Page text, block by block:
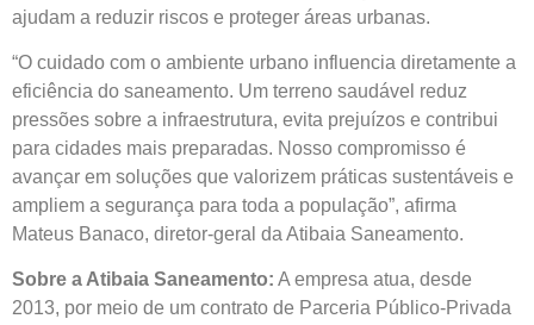
ajudam a reduzir riscos e proteger áreas urbanas.
“O cuidado com o ambiente urbano influencia diretamente a
eficiência do saneamento. Um terreno saudável reduz
pressões sobre a infraestrutura, evita prejuízos e contribui
para cidades mais preparadas. Nosso compromisso é
avançar em soluções que valorizem práticas sustentáveis e
ampliem a segurança para toda a população”, afirma
Mateus Banaco, diretor-geral da Atibaia Saneamento.
Sobre a Atibaia Saneamento: A empresa atua, desde
2013, por meio de um contrato de Parceria Público-Privada